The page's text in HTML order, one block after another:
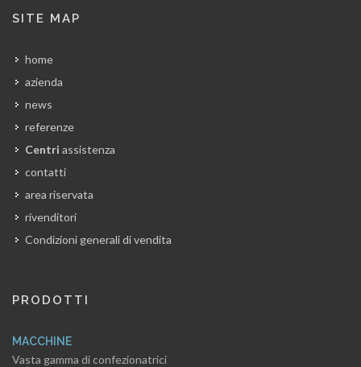
SITE MAP
home
azienda
news
referenze
Centri assistenza
contatti
area riservata
rivenditori
Condizioni generali di vendita
PRODOTTI
MACCHINE
Vasta gamma di confezionatrici